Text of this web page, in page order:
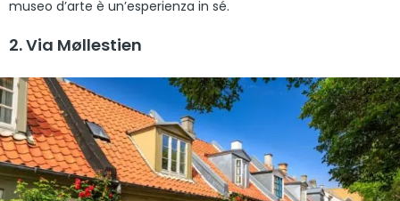
museo d’arte è un’esperienza in sé.
2. Via Møllestien